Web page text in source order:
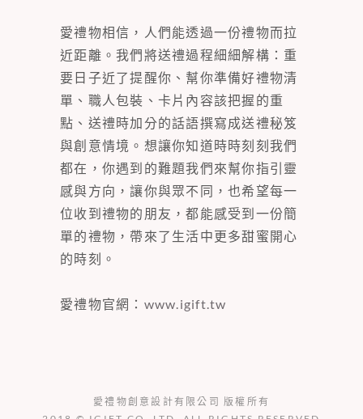
愛禮物相信，人們能透過一份禮物而拉
近距離。我們將送禮過程細細解構：重
要日子近了提醒你、幫你準備好禮物清
單、職人包裝、卡片內容該把握的重
點、送禮時加分的話語撰寫成送禮秘笈
與創意情境。想讓你知道時時刻刻我們
都在，你遇到的難題我們來幫你指引靈
感與方向，讓你與眾不同，也希望每一
位收到禮物的朋友，都能感受到一份簡
單的禮物，帶來了生活中更多甜蜜開心
的時刻。
愛禮物官網： www.igift.tw
愛禮物創意設計有限公司 版權所有